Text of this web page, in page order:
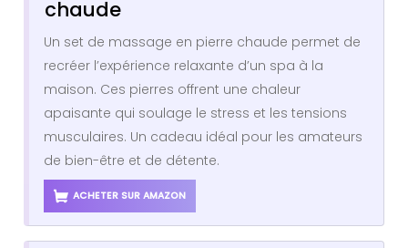
chaude
Un set de massage en pierre chaude permet de
recréer l’expérience relaxante d’un spa à la
maison. Ces pierres offrent une chaleur
apaisante qui soulage le stress et les tensions
musculaires. Un cadeau idéal pour les amateurs
de bien-être et de détente.
ACHETER SUR AMAZON